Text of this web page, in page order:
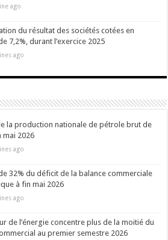
ago
du résultat des sociétés cotées en
7,2%, durant l’exercice 2025
ago
la production nationale de pétrole brut de
mai 2026
ago
32% du déficit de la balance commerciale
à fin mai 2026
ago
de l’énergie concentre plus de la moitié du
au premier semestre 2026